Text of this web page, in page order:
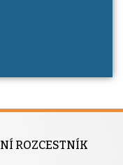
ROZCESTNÍK